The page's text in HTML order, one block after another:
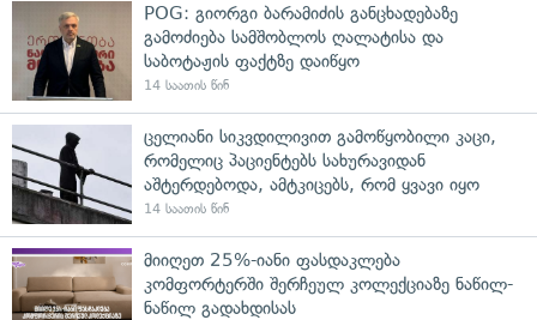
POG: გიორგი ბარამიძის განცხადებაზე
გამოძიება სამშობლოს ღალატისა და
საბოტაჟის ფაქტზე დაიწყო
14 საათის წინ
ცელიანი სიკვდილივით გამოწყობილი კაცი,
რომელიც პაციენტებს სახურავიდან
აშტერდებოდა, ამტკიცებს, რომ ყვავი იყო
14 საათის წინ
მიიღეთ 25%-იანი ფასდაკლება
კომფორტერში შერჩეულ კოლექციაზე ნაწილ-
ნაწილ გადახდისას